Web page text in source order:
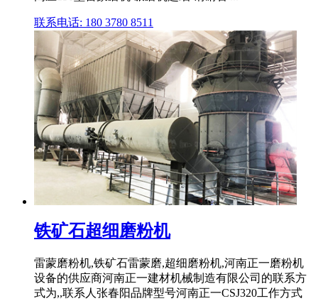
联系电话: 180 3780 8511
铁矿石超细磨粉机
雷蒙磨粉机,铁矿石雷蒙磨,超细磨粉机,河南正一磨粉机
设备的供应商河南正一建材机械制造有限公司的联系方
式为,,联系人张春阳品牌型号河南正一CSJ320工作方式